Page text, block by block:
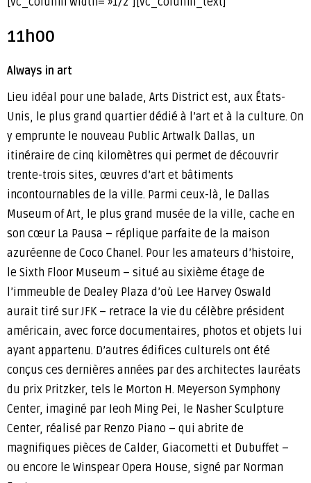
11h00
Always in art
Lieu idéal pour une balade, Arts District est, aux États-
Unis, le plus grand quartier dédié à l’art et à la culture. On
y emprunte le nouveau Public Artwalk Dallas, un
itinéraire de cinq kilomètres qui permet de découvrir
trente-trois sites, œuvres d’art et bâtiments
incontournables de la ville. Parmi ceux-là, le Dallas
Museum of Art, le plus grand musée de la ville, cache en
son cœur La Pausa – réplique parfaite de la maison
azuréenne de Coco Chanel. Pour les amateurs d’histoire,
le Sixth Floor Museum – situé au sixième étage de
l’immeuble de Dealey Plaza d’où Lee Harvey Oswald
aurait tiré sur JFK – retrace la vie du célèbre président
américain, avec force documentaires, photos et objets lui
ayant appartenu. D’autres édifices culturels ont été
conçus ces dernières années par des architectes lauréats
du prix Pritzker, tels le Morton H. Meyerson Symphony
Center, imaginé par Ieoh Ming Pei, le Nasher Sculpture
Center, réalisé par Renzo Piano – qui abrite de
magnifiques pièces de Calder, Giacometti et Dubuffet –
ou encore le Winspear Opera House, signé par Norman